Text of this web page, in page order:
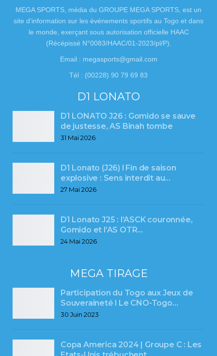
MEGA SPORTS, média du GROUPE MEGA SPORTS, est un
site d’information sur les événements sportifs au Togo et dans
le monde, exerçant sous autorisation officielle HAAC
(Récépissé N°0083/HAAC/01-2023/pl/P).
Email : megasports@gmail.com
Tél : (00228) 90 79 69 83
D1 LONATO
D1 LONATO J26 : Gomido se sauve
de justesse, AS Binah tombe
31 Mai 2026
D1 Lonato (J26) l Fin de saison
explosive : Sens interdit au…
27 Mai 2026
D1 Lonato J25 : l’ASCK couronnée,
Gomido et l’AS OTR…
24 Mai 2026
MEGA TIRAGE
Participation du Togo aux Jeux de
Souveraineté l Le CNO-Togo…
30 Juin 2023
Copa America 2024 | Groupe C : Les